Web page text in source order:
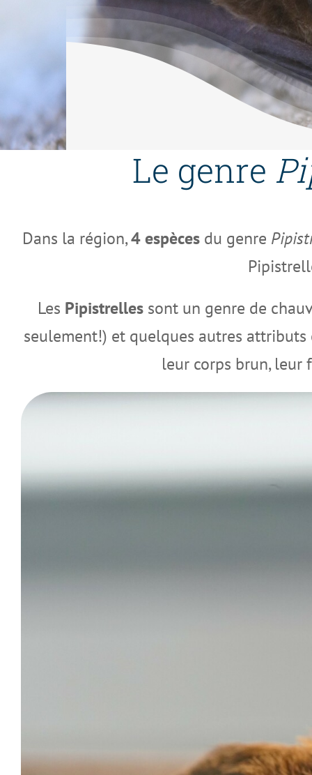
Le genre
Dans la région,4 espèces du genre
Les Pipistrelles sont un genre de
seulement!) et quelques autres
leur corps brun,